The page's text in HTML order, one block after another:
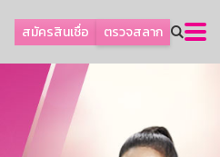
สมัครสินเชื่อ ตรวจสลาก